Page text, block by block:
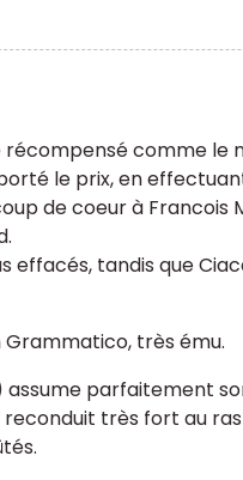
récompensé comme le
le prix, en
de coeur à
effacés, tandis que
très ému.
assume parfaitement
reconduit très fort au